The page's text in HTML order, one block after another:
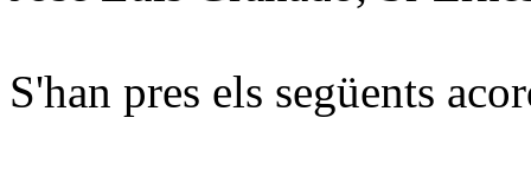
S'han pres els següents